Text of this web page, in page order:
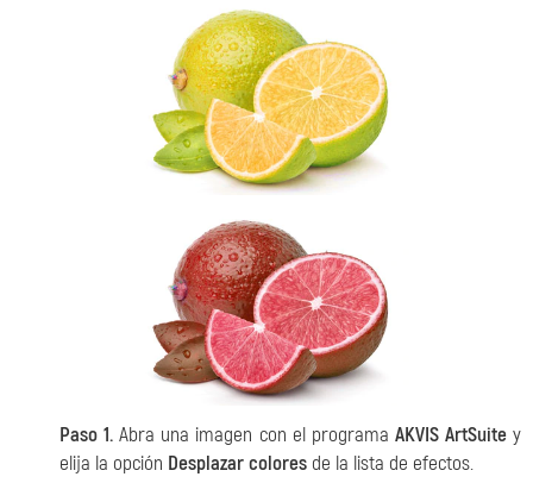
Paso 1. Abra una imagen con el programa AKVIS ArtSuitey
elija la opción Desplazar colores de la lista de efectos.